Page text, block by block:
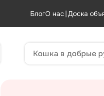
БлогО нас |Доска